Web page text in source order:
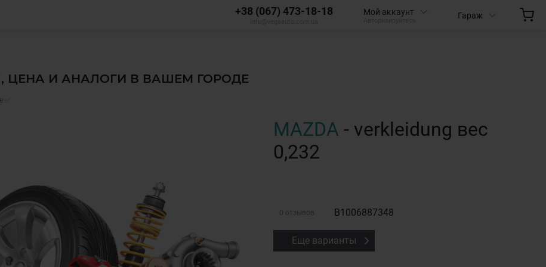
+38 (067) 473-18-18 Мой аккаунт Гараж
, ЦЕНА И АНАЛОГИ В ВАШЕМ ГОРОДЕ
MAZDA - verkleidung вес
0,232
0 отзывов B1006887348
Еще варианты